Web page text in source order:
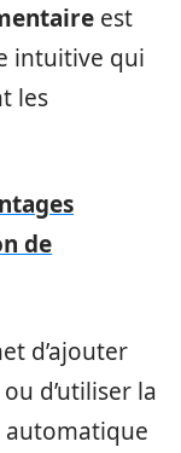
est
intuitive qui
les
de
d’ajouter
d’utiliser la